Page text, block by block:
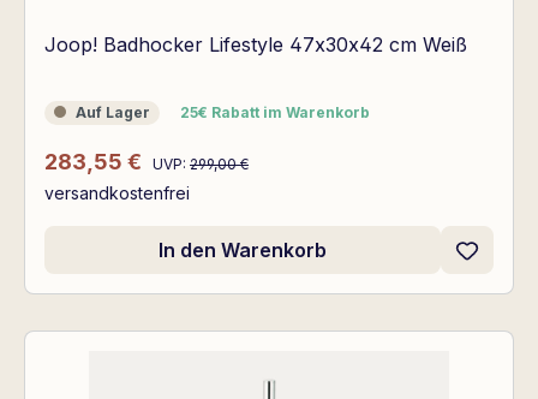
Joop! Badhocker Lifestyle 47x30x42 cm Weiß
Auf Lager
Auf Lager 25€ Rabatt im Warenkorb
25€ Rabatt im Warenkorb
Verkaufspreis:
283,55 € Regulärer Preis:
UVP: 299,00 €
versandkostenfrei
In den Warenkorb